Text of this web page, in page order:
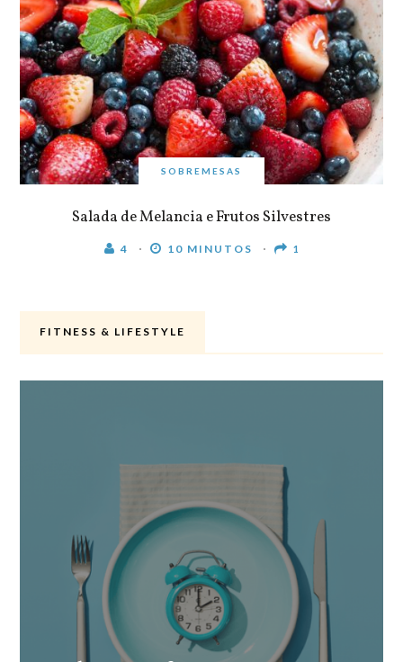
SOBREMESAS
Salada de Melancia e Frutos Silvestres
4 10 MINUTOS 1
FITNESS & LIFESTYLE